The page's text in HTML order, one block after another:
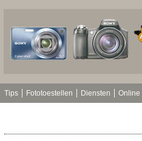
Tips Fototoestellen Diensten Online